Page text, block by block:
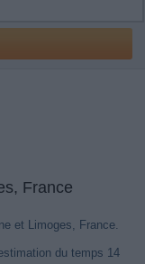
France
et Limoges, France.
du temps 14